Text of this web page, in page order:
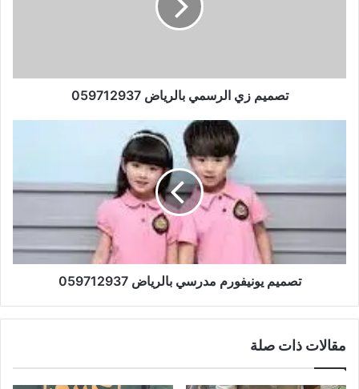
تصميم زي الرسمي بالرياض 059712937
تصميم يونيفورم مدرسي بالرياض 059712937
مقالات ذات صلة